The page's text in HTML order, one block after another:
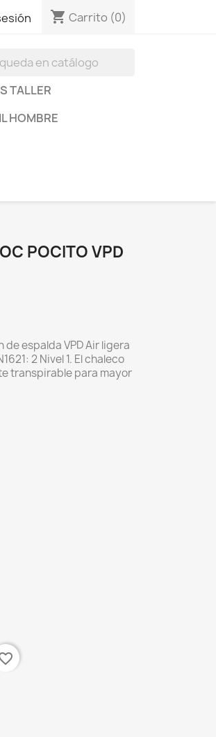
shopping_cart Carrito (0)
TALLER
HOMBRE
POCITO VPD
espalda VPD Air ligera
2 Nivel 1. El chaleco
transpirable para mayor